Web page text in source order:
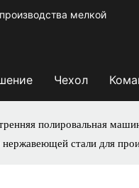
мелкой
Чехол
полировальная
стали для